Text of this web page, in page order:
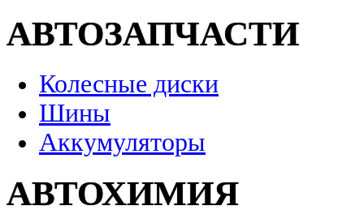
АВТОЗАПЧАСТИ
Колесные диски
Шины
Аккумуляторы
АВТОХИМИЯ